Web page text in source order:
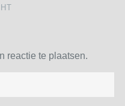
reactie te plaatsen.